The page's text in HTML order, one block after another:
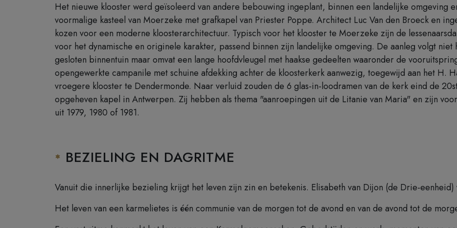
Het nieuwe klooster werd geïsoleerd van andere bebouwing ingeplant, binnen een landelijke omgeving
voormalige kasteel van Moerzeke met grafkapel van Priester Poppe. Architect Luc Van den Broeck en
kozen voor een moderne kloosterarchitectuur. Typisch voor het klooster te Moerzeke zijn de
voor het dynamische en originele karakter, passend binnen zijn landelijke omgeving. De aanleg volgt
gesloten binnentuin maar omvat een lange hoofdvleugel met haakse gedeelten waaronder de
opengewerkte campanile met schuine afdekking achter de kloosterkerk aanwezig, toegewijd aan het H.
vroegere klooster te Dendermonde. Naar verluid zouden de 6 glas-in-loodramen van de kerk eind de
opgeheven kapel in Antwerpen. Zij hebben als thema "aanroepingen uit de Litanie van Maria" en zijn
uit 1979, 1980 of 1981.
BEZIELING EN DAGRITME
Vanuit die innerlijke bezieling krijgt het leven zijn zin en betekenis. Elisabeth van Dijon (de Drie-
Het leven van een karmelietes is één communie van de morgen tot de avond en van de avond tot de